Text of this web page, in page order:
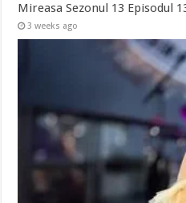
Mireasa Sezonul 13 Episodul
3 weeks ago